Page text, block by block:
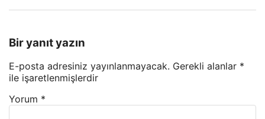
Bir yanıt yazın
E-posta adresiniz yayınlanmayacak. Gerekli alanlar *
ile işaretlenmişlerdir
Yorum *